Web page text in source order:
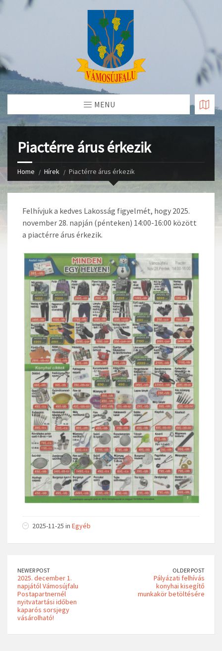
Skip
MENU
Piactérre árus érkezik
Home Hírek Piactérre árus érkezik
Felhívjuk a kedves Lakosság figyelmét, hogy 2025.
november 28. napján (pénteken) 14:00-16:00 között
a piactérre árus érkezik.
2025-11-25 in Egyéb
NEWER POST
2025. december 1.
napjától Vámosújfalu
Postapartnernél
nyitvatartási időben
kaparós sorsjegy
vásárolható!
OLDER POST
Pályázati felhívás
konyhai kisegítő
munkakör betöltésére